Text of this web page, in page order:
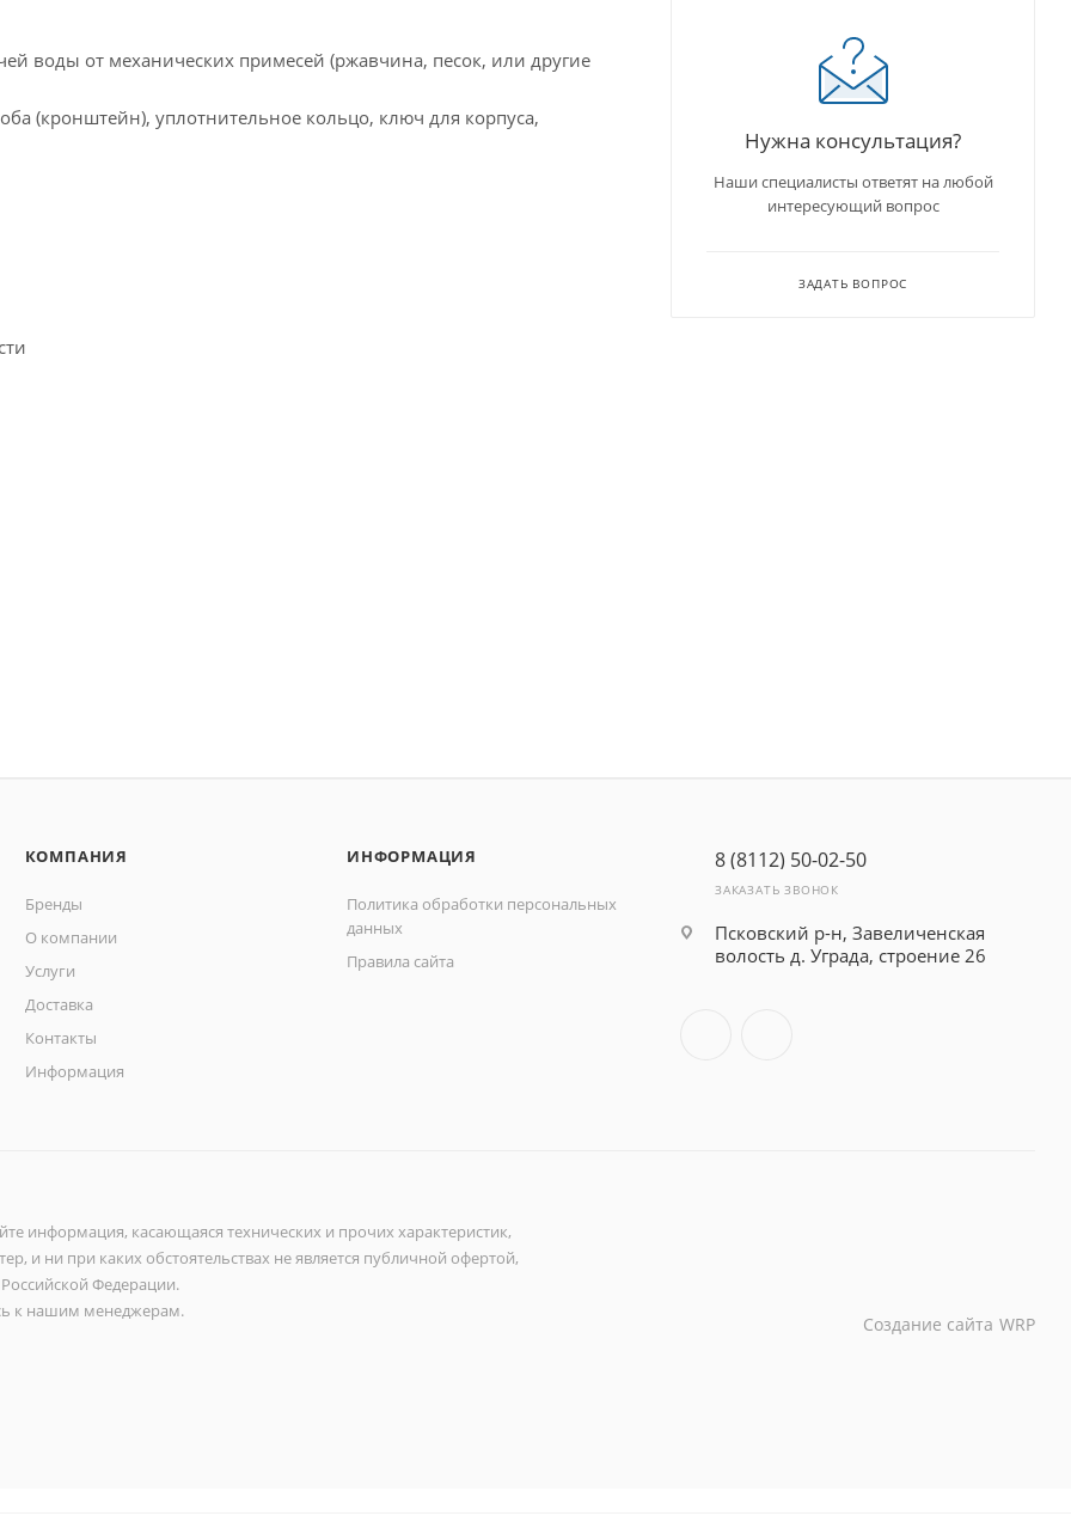
воды от механических примесей (ржавчина, песок, или другие
(кронштейн), уплотнительное кольцо, ключ для корпуса,
Нужна консультация?
Наши специалисты ответят на любой
интересующий вопрос
ЗАДАТЬ ВОПРОС
КОМПАНИЯ
Бренды
О компании
Услуги
Доставка
Контакты
Информация
ИНФОРМАЦИЯ
Политика обработки персональных
данных
Правила сайта
8 (8112) 50-02-50
ЗАКАЗАТЬ ЗВОНОК
Псковский р-н, Завеличенская
волость д. Уграда, строение 26
информация, касающаяся технических и прочих характеристик,
и ни при каких обстоятельствах не является публичной офертой,
Федерации.
к нашим менеджерам.
Создание сайта WRP